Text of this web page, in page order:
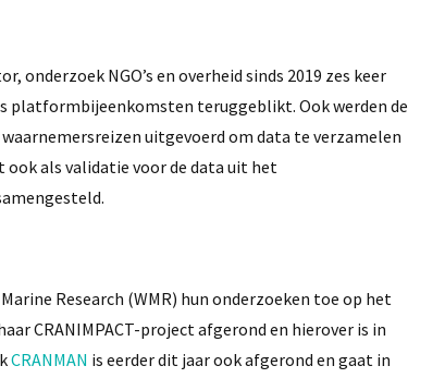
NGO’s en overheid sinds 2019 zes keer
platformbijeenkomsten teruggeblikt. Ook werden de
uitgevoerd om data te verzamelen
ook als validatie voor de data uit het
Research (WMR) hun onderzoeken toe op het
CRANIMPACT-project afgerond en hierover is in
CRANMAN is eerder dit jaar ook afgerond en gaat in